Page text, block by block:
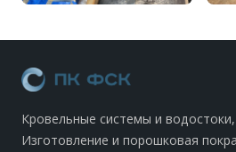
Кровельные системы и
Изготовление и порошковая